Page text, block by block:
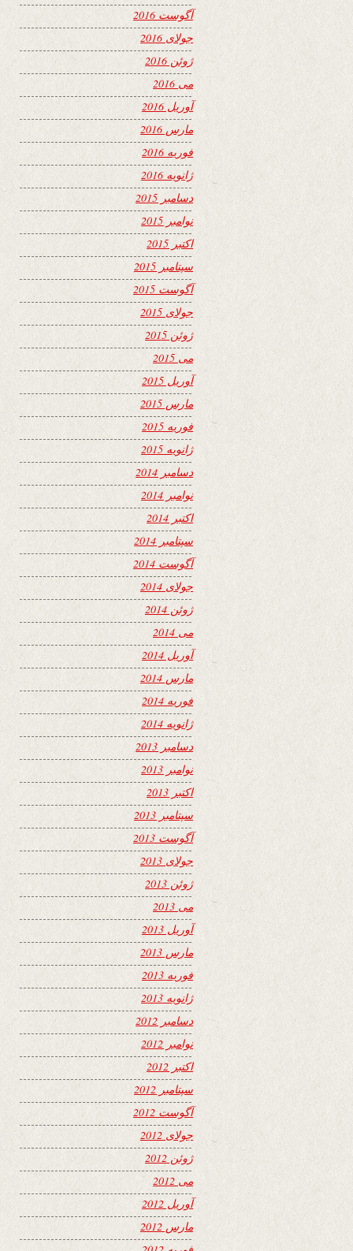
آگوست 2016
جولای 2016
ژوئن 2016
می 2016
آوریل 2016
مارس 2016
فوریه 2016
ژانویه 2016
دسامبر 2015
نوامبر 2015
اکتبر 2015
سپتامبر 2015
آگوست 2015
جولای 2015
ژوئن 2015
می 2015
آوریل 2015
مارس 2015
فوریه 2015
ژانویه 2015
دسامبر 2014
نوامبر 2014
اکتبر 2014
سپتامبر 2014
آگوست 2014
جولای 2014
ژوئن 2014
می 2014
آوریل 2014
مارس 2014
فوریه 2014
ژانویه 2014
دسامبر 2013
نوامبر 2013
اکتبر 2013
سپتامبر 2013
آگوست 2013
جولای 2013
ژوئن 2013
می 2013
آوریل 2013
مارس 2013
فوریه 2013
ژانویه 2013
دسامبر 2012
نوامبر 2012
اکتبر 2012
سپتامبر 2012
آگوست 2012
جولای 2012
ژوئن 2012
می 2012
آوریل 2012
مارس 2012